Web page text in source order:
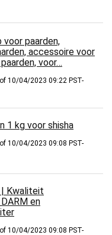
voor paarden,
accessoire voor
voor…
10/04/2023 09:22 PST-
1 kg voor shisha
10/04/2023 09:08 PST-
| Kwaliteit
en
10/04/2023 09:08 PST-